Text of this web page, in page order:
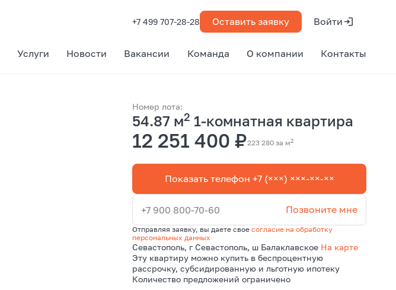
+7 499 707-28-28 Оставить заявку Войти
Услуги Новости Вакансии Команда О компании Контакты
Номер лота:
54.87 м2 1-комнатная квартира
12 251 400 ₽223 280 за м2
Показать телефон +7 (×××) ×××-××-××
+7 900 800-70-60 Позвоните мне
Отправляя заявку, вы даете своесогласие на обработку
персональных данных
Севастополь, г Севастополь, ш Балаклавское На карте
Эту квартиру можно купить в беспроцентную
рассрочку, субсидированную и льготную ипотеку
Количество предложений ограничено